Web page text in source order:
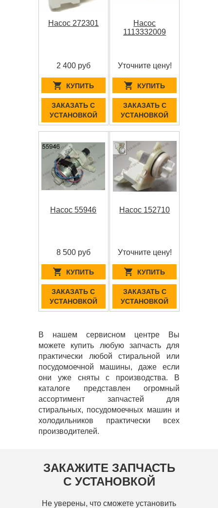
Насос 272301
2 400 руб
КУПИТЬ
ЗАКАЗАТЬ С
УСТАНОВКОЙ
Насос
1113332009
Уточните цену!
КУПИТЬ
ЗАКАЗАТЬ С
УСТАНОВКОЙ
Насос 55946
8 500 руб
КУПИТЬ
ЗАКАЗАТЬ С
УСТАНОВКОЙ
Насос 152710
Уточните цену!
КУПИТЬ
ЗАКАЗАТЬ С
УСТАНОВКОЙ
В нашем сервисном центре Вы
можете купить любую запчасть для
практически любой стиральной или
посудомоечной машины, даже если
они уже сняты с производства. В
каталоге представлен огромный
ассортимент запчастей для
стиральных, посудомоечных машин и
холодильников практически всех
производителей.
ЗАКАЖИТЕ ЗАПЧАСТЬ
С УСТАНОВКОЙ
Не уверены, что сможете установить